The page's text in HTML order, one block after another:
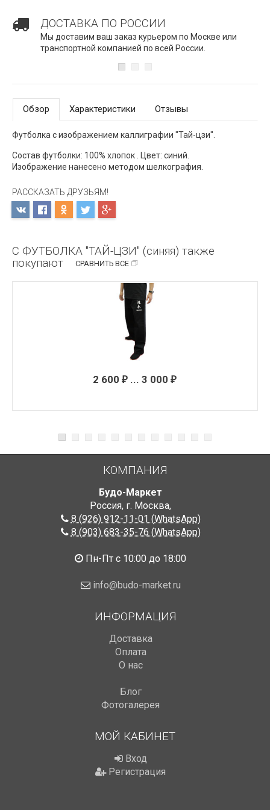
ДОСТАВКА ПО РОССИИ
Мы доставим ваш заказ курьером по Москве или
транспортной компанией по всей России.
Обзор Характеристики Отзывы
Футболка с изображением каллиграфии "Тай-цзи".
Состав футболки: 100% хлопок . Цвет: синий.
Изображение нанесено методом шелкография.
РАССКАЗАТЬ ДРУЗЬЯМ!
С ФУТБОЛКА "ТАЙ-ЦЗИ" (синяя) также
покупают
СРАВНИТЬ ВСЕ
2 600 ₽... 3 000 ₽
КОМПАНИЯ
Будо-Маркет
Россия, г. Москва,
8 (926) 912-11-01 (WhatsApp)
8 (903) 683-35-76 (WhatsApp)
Пн-Пт с 10:00 до 18:00
info@budo-market.ru
ИНФОРМАЦИЯ
Доставка
Оплата
О нас
Блог
Фотогалерея
МОЙ КАБИНЕТ
Вход
Регистрация